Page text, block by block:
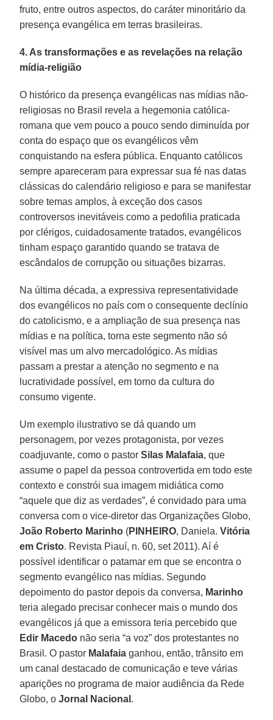
fruto, entre outros aspectos, do caráter minoritário da
presença evangélica em terras brasileiras.
4. As transformações e as revelações na relação
mídia-religião
O histórico da presença evangélicas nas mídias não-
religiosas no Brasil revela a hegemonia católica-
romana que vem pouco a pouco sendo diminuída por
conta do espaço que os evangélicos vêm
conquistando na esfera pública. Enquanto católicos
sempre apareceram para expressar sua fé nas datas
clássicas do calendário religioso e para se manifestar
sobre temas amplos, à exceção dos casos
controversos inevitáveis como a pedofilia praticada
por clérigos, cuidadosamente tratados, evangélicos
tinham espaço garantido quando se tratava de
escândalos de corrupção ou situações bizarras.
Na última década, a expressiva representatividade
dos evangélicos no país com o consequente declínio
do catolicismo, e a ampliação de sua presença nas
mídias e na política, torna este segmento não só
visível mas um alvo mercadológico. As mídias
passam a prestar a atenção no segmento e na
lucratividade possível, em torno da cultura do
consumo vigente.
Um exemplo ilustrativo se dá quando um
personagem, por vezes protagonista, por vezes
coadjuvante, como o pastor Silas Malafaia, que
assume o papel da pessoa controvertida em todo este
contexto e constrói sua imagem midiática como
“aquele que diz as verdades”, é convidado para uma
conversa com o vice-diretor das Organizações Globo,
João Roberto Marinho (PINHEIRO, Daniela.Vitória
em Cristo. Revista Piauí, n. 60, set 2011). Aí é
possível identificar o patamar em que se encontra o
segmento evangélico nas mídias. Segundo
depoimento do pastor depois da conversa, Marinho
teria alegado precisar conhecer mais o mundo dos
evangélicos já que a emissora teria percebido que
Edir Macedo não seria “a voz” dos protestantes no
Brasil. O pastor Malafaiaganhou, então, trânsito em
um canal destacado de comunicação e teve várias
aparições no programa de maior audiência da Rede
Globo, oJornal Nacional .